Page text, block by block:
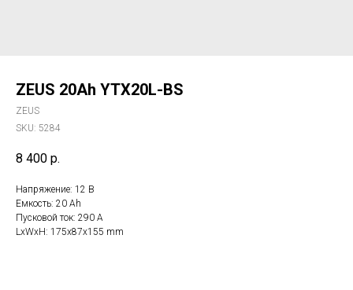
ZEUS 20Ah YTX20L-BS
ZEUS
SKU: 5284
8 400 р.
Напряжение: 12 В
Емкость: 20 Ah
Пусковой ток: 290 A
LxWxH: 175x87x155 mm